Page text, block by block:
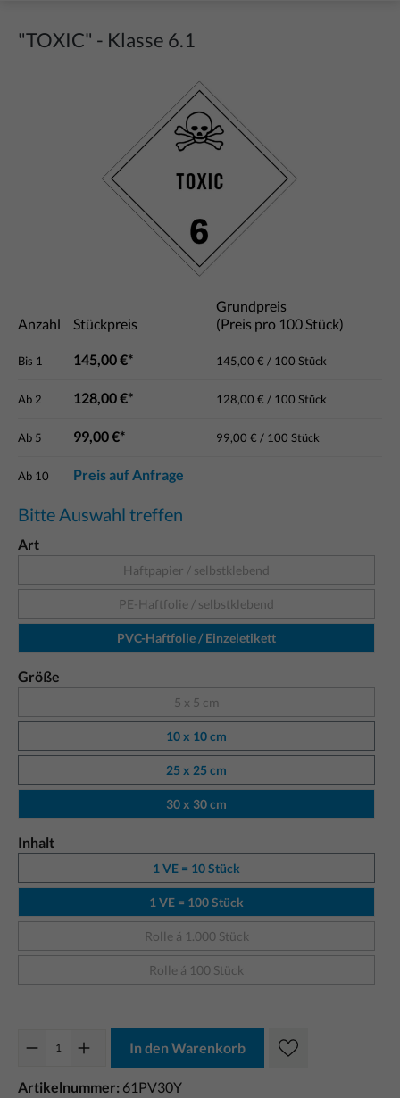
"TOXIC" - Klasse 6.1
Anzahl Stückpreis
Grundpreis
(Preis pro 100 Stück)
Bis 1 145,00 €* 145,00 € / 100 Stück
Ab 2 128,00 €* 128,00 € / 100 Stück
Ab 5 99,00 €* 99,00 € / 100 Stück
Ab 10 Preis auf Anfrage
Bitte Auswahl treffen
Art
Haftpapier / selbstklebend
PE-Haftfolie / selbstklebend
PVC-Haftfolie / Einzeletikett
Größe
5 x 5 cm
10 x 10 cm
25 x 25 cm
30 x 30 cm
Inhalt
1 VE = 10 Stück
1 VE = 100 Stück
Rolle á 1.000 Stück
Rolle á 100 Stück
In den Warenkorb
Artikelnummer: 61PV30Y